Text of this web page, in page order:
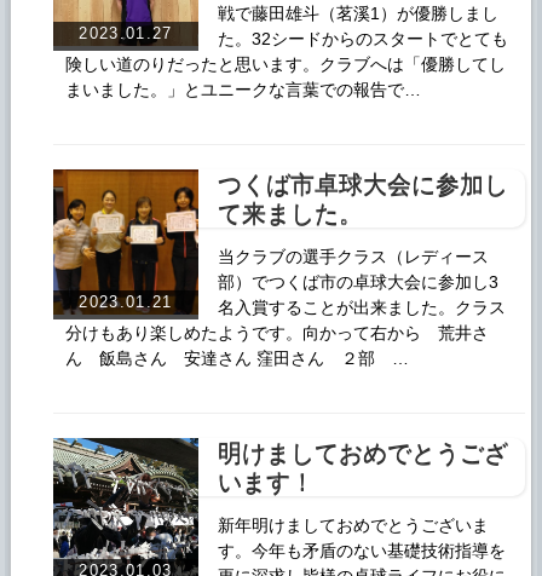
2023.01.27
戦で藤田雄斗（茗溪1）が優勝しまし
た。32シードからのスタートでとても
険しい道のりだったと思います。クラブへは「優勝してし
まいました。」とユニークな言葉での報告で…
2023.01.21
つくば市卓球大会に参加し
て来ました。
当クラブの選手クラス（レディース
部）でつくば市の卓球大会に参加し3
名入賞することが出来ました。クラス
分けもあり楽しめたようです。向かって右から 荒井さ
ん 飯島さん 安達さん 窪田さん ２部 …
2023.01.03
明けましておめでとうござ
います！
新年明けましておめでとうございま
す。今年も矛盾のない基礎技術指導を